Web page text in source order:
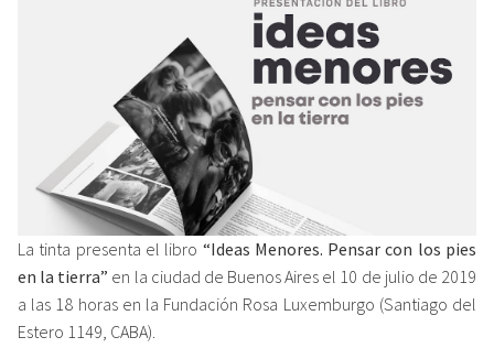
La tinta presenta el libro “Ideas Menores. Pensar con los pies
en la tierra” en la ciudad de Buenos Aires el 10 de julio de 2019
a las 18 horas en la Fundación Rosa Luxemburgo (Santiago del
Estero 1149, CABA).